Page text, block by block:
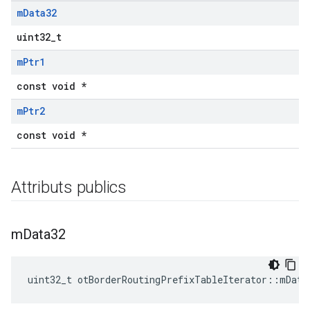
mData32
uint32_t
mPtr1
const void *
mPtr2
const void *
Attributs publics
mData32
uint32_t otBorderRoutingPrefixTableIterator ::